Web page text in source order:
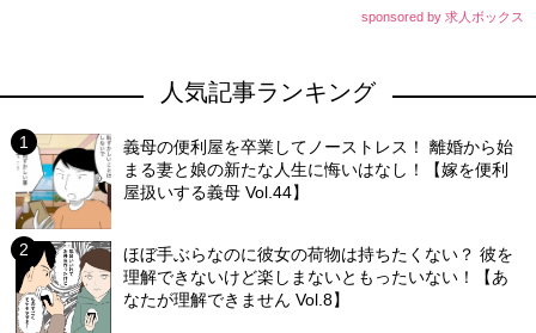
sponsored by 求人ボックス
人気記事ランキング
義母の便利屋を卒業してノーストレス！ 離婚から始
まる妻と娘の新たな人生に悔いはなし！【嫁を便利
屋扱いする義母 Vol.44】
ほぼ手ぶらなのに彼女の荷物は持ちたくない？ 彼を
理解できないけど楽しまないともったいない！【あ
なたが理解できません Vol.8】